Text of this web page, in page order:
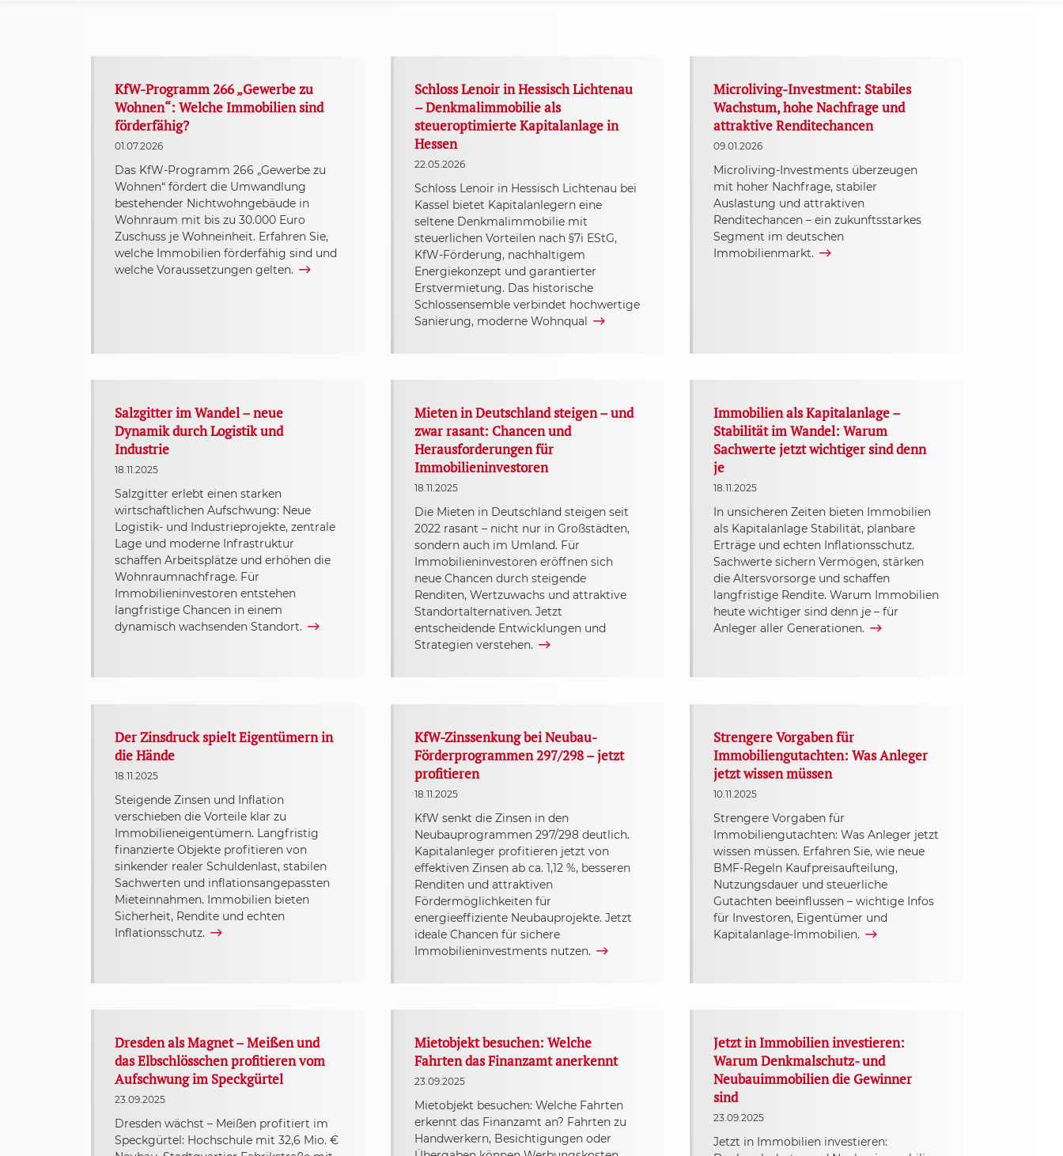
KfW-Programm 266 „Gewerbe zu
Wohnen“: Welche Immobilien sind
förderfähig?
01.07.2026
Das KfW-Programm 266 „Gewerbe zu
Wohnen“ fördert die Umwandlung
bestehender Nichtwohngebäude in
Wohnraum mit bis zu 30.000 Euro
Zuschuss je Wohneinheit. Erfahren Sie,
welche Immobilien förderfähig sind und
welche Voraussetzungen gelten.
Schloss Lenoir in Hessisch Lichtenau
– Denkmalimmobilie als
steueroptimierte Kapitalanlage in
Hessen
22.05.2026
Schloss Lenoir in Hessisch Lichtenau bei
Kassel bietet Kapitalanlegern eine
seltene Denkmalimmobilie mit
steuerlichen Vorteilen nach §7i EStG,
KfW-Förderung, nachhaltigem
Energiekonzept und garantierter
Erstvermietung. Das historische
Schlossensemble verbindet hochwertige
Sanierung, moderne Wohnqual
Microliving-Investment: Stabiles
Wachstum, hohe Nachfrage und
attraktive Renditechancen
09.01.2026
Microliving-Investments überzeugen
mit hoher Nachfrage, stabiler
Auslastung und attraktiven
Renditechancen – ein zukunftsstarkes
Segment im deutschen
Immobilienmarkt.
Salzgitter im Wandel – neue
Dynamik durch Logistik und
Industrie
18.11.2025
Salzgitter erlebt einen starken
wirtschaftlichen Aufschwung: Neue
Logistik- und Industrieprojekte, zentrale
Lage und moderne Infrastruktur
schaffen Arbeitsplätze und erhöhen die
Wohnraumnachfrage. Für
Immobilieninvestoren entstehen
langfristige Chancen in einem
dynamisch wachsenden Standort.
Mieten in Deutschland steigen – und
zwar rasant: Chancen und
Herausforderungen für
Immobilieninvestoren
18.11.2025
Die Mieten in Deutschland steigen seit
2022 rasant – nicht nur in Großstädten,
sondern auch im Umland. Für
Immobilieninvestoren eröffnen sich
neue Chancen durch steigende
Renditen, Wertzuwachs und attraktive
Standortalternativen. Jetzt
entscheidende Entwicklungen und
Strategien verstehen.
Immobilien als Kapitalanlage –
Stabilität im Wandel: Warum
Sachwerte jetzt wichtiger sind denn
je
18.11.2025
In unsicheren Zeiten bieten Immobilien
als Kapitalanlage Stabilität, planbare
Erträge und echten Inflationsschutz.
Sachwerte sichern Vermögen, stärken
die Altersvorsorge und schaffen
langfristige Rendite. Warum Immobilien
heute wichtiger sind denn je – für
Anleger aller Generationen.
Der Zinsdruck spielt Eigentümern in
die Hände
18.11.2025
Steigende Zinsen und Inflation
verschieben die Vorteile klar zu
Immobilieneigentümern. Langfristig
finanzierte Objekte profitieren von
sinkender realer Schuldenlast, stabilen
Sachwerten und inflationsangepassten
Mieteinnahmen. Immobilien bieten
Sicherheit, Rendite und echten
Inflationsschutz.
KfW-Zinssenkung bei Neubau-
Förderprogrammen 297/298 – jetzt
profitieren
18.11.2025
KfW senkt die Zinsen in den
Neubauprogrammen 297/298 deutlich.
Kapitalanleger profitieren jetzt von
effektiven Zinsen ab ca. 1,12 %, besseren
Renditen und attraktiven
Fördermöglichkeiten für
energieeffiziente Neubauprojekte. Jetzt
ideale Chancen für sichere
Immobilieninvestments nutzen.
Strengere Vorgaben für
Immobiliengutachten: Was Anleger
jetzt wissen müssen
10.11.2025
Strengere Vorgaben für
Immobiliengutachten: Was Anleger jetzt
wissen müssen. Erfahren Sie, wie neue
BMF-Regeln Kaufpreisaufteilung,
Nutzungsdauer und steuerliche
Gutachten beeinflussen – wichtige Infos
für Investoren, Eigentümer und
Kapitalanlage-Immobilien.
Dresden als Magnet – Meißen und
das Elbschlösschen profitieren vom
Aufschwung im Speckgürtel
23.09.2025
Dresden wächst – Meißen profitiert im
Speckgürtel: Hochschule mit 32,6 Mio. €
Mietobjekt besuchen: Welche
Fahrten das Finanzamt anerkennt
23.09.2025
Mietobjekt besuchen: Welche Fahrten
erkennt das Finanzamt an? Fahrten zu
Handwerkern, Besichtigungen oder
Jetzt in Immobilien investieren:
Warum Denkmalschutz- und
Neubauimmobilien die Gewinner
sind
23.09.2025
Jetzt in Immobilien investieren: